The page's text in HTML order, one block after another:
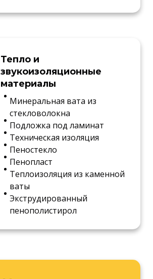
Тепло и
звукоизоляционные
материалы
Минеральная вата из
стекловолокна
Подложка под ламинат
Техническая изоляция
Пеностекло
Пенопласт
Теплоизоляция из каменной
ваты
Экструдированный
пенополистирол